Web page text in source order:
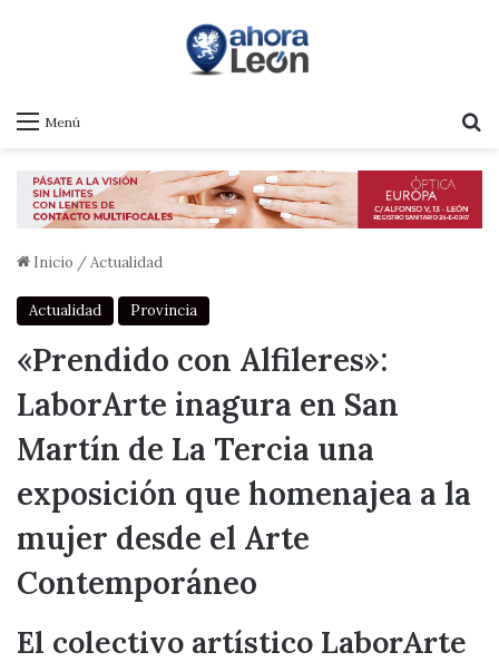
Menú
Inicio /Actualidad
Actualidad Provincia
«Prendido con Alfileres»:
LaborArte inagura en San
Martín de La Tercia una
exposición que homenajea a la
mujer desde el Arte
Contemporáneo
El colectivo artístico LaborArte